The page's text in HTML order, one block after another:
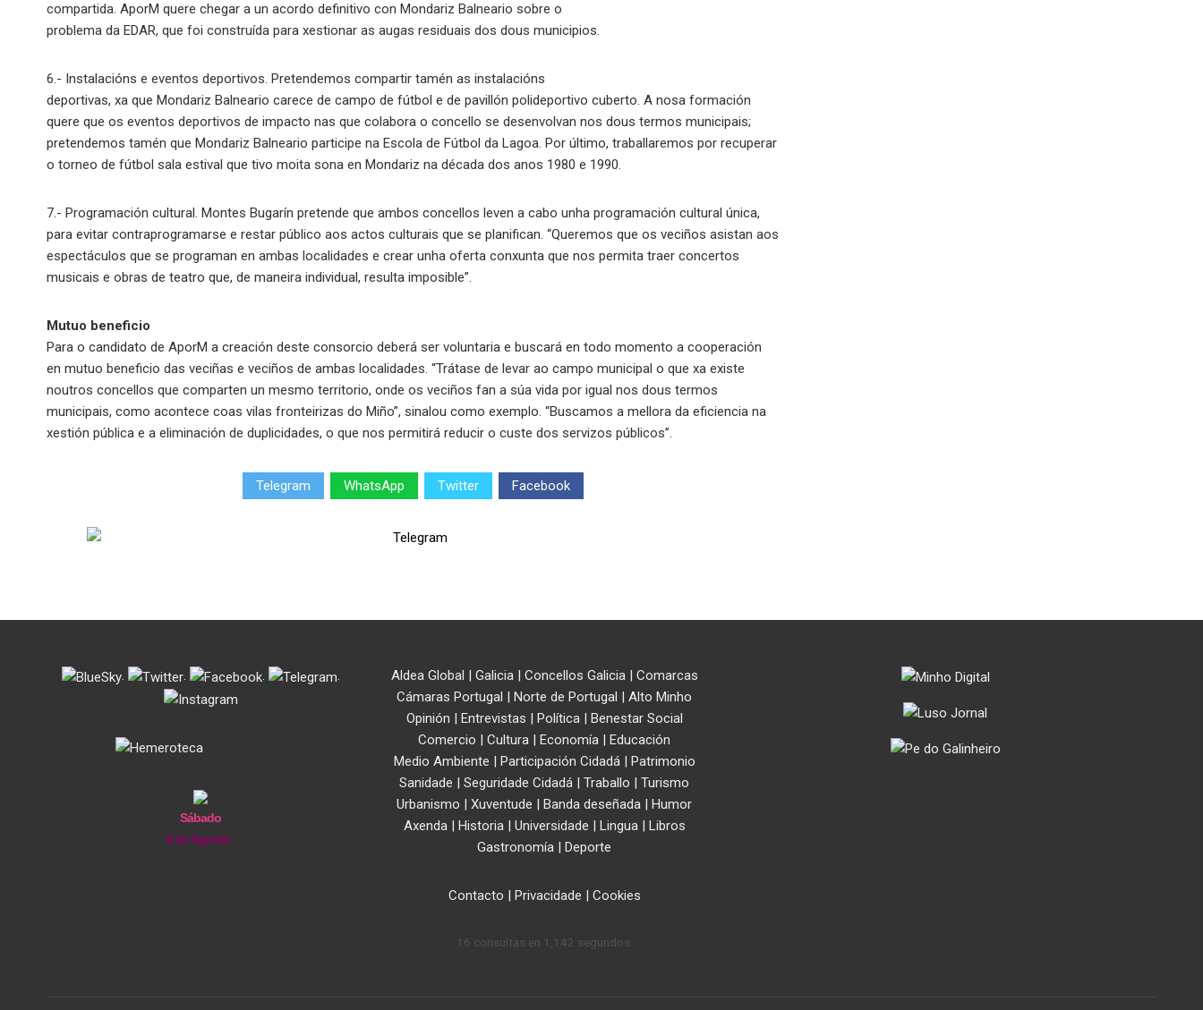
compartida. AporM quere chegar a un acordo definitivo con Mondariz Balneario sobre o
problema da EDAR, que foi construída para xestionar as augas residuais dos dous municipios.
6.- Instalacións e eventos deportivos. Pretendemos compartir tamén as instalacións
deportivas, xa que Mondariz Balneario carece de campo de fútbol e de pavillón polideportivo cuberto. A nosa formación
quere que os eventos deportivos de impacto nas que colabora o concello se desenvolvan nos dous termos municipais;
pretendemos tamén que Mondariz Balneario participe na Escola de Fútbol da Lagoa. Por último, traballaremos por recuperar
o torneo de fútbol sala estival que tivo moita sona en Mondariz na década dos anos 1980 e 1990.
7.- Programación cultural. Montes Bugarín pretende que ambos concellos leven a cabo unha programación cultural única,
para evitar contraprogramarse e restar público aos actos culturais que se planifican. “Queremos que os veciños asistan aos
espectáculos que se programan en ambas localidades e crear unha oferta conxunta que nos permita traer concertos
musicais e obras de teatro que, de maneira individual, resulta imposible”.
Mutuo beneficio
Para o candidato de AporM a creación deste consorcio deberá ser voluntaria e buscará en todo momento a cooperación
en mutuo beneficio das veciñas e veciños de ambas localidades. “Trátase de levar ao campo municipal o que xa existe
noutros concellos que comparten un mesmo territorio, onde os veciños fan a súa vida por igual nos dous termos
municipais, como acontece coas vilas fronteirizas do Miño”, sinalou como exemplo. “Buscamos a mellora da eficiencia na
xestión pública e a eliminación de duplicidades, o que nos permitirá reducir o custe dos servizos públicos”.
Telegram WhatsApp Twitter Facebook
. . . .
Sábado
8 de Agosto
Aldea Global Galicia| Concellos Galicia| Comarcas
Cámaras Portugal
Norte de Portugal
Alto Minho
Opinión
Entrevistas Política|
Benestar Social
Comercio
Cultura Economía
Educación
Medio Ambiente
Participación Cidadá|
Patrimonio
Sanidade
Seguridade Cidadá Traballo
Turismo
Urbanismo
Xuventude Banda deseñada
Humor
Axenda| Historia| Universidade Lingua|
Libros
Gastronomía
Deporte
Contacto Privacidade Cookies
16 consultas en 1,142 segundos.